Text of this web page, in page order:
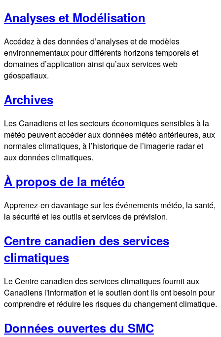
Analyses et Modélisation
Accédez à des données d’analyses et de modèles
environnementaux pour différents horizons temporels et
domaines d’application ainsi qu’aux services web
géospatiaux.
Archives
Les Canadiens et les secteurs économiques sensibles à la
météo peuvent accéder aux données météo antérieures, aux
normales climatiques, à l’historique de l’imagerie radar et
aux données climatiques.
À propos de la météo
Apprenez-en davantage sur les événements météo, la santé,
la sécurité et les outils et services de prévision.
Centre canadien des services
climatiques
Le Centre canadien des services climatiques fournit aux
Canadiens l'information et le soutien dont ils ont besoin pour
comprendre et réduire les risques du changement climatique.
Données ouvertes du SMC